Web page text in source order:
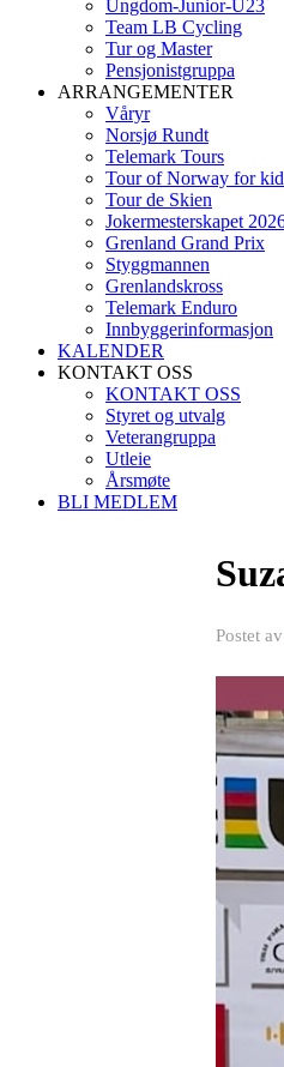
Ungdom-Junior-U23
Team LB Cycling
Tur og Master
Pensjonistgruppa
ARRANGEMENTER
Våryr
Norsjø Rundt
Telemark Tours
Tour of Norway for
Tour de Skien
Jokermesterskapet
Grenland Grand Prix
Styggmannen
Grenlandskross
Telemark Enduro
Innbyggerinformasjon
KALENDER
KONTAKT OSS
KONTAKT OSS
Styret og utvalg
Veterangruppa
Utleie
Årsmøte
BLI MEDLEM
Postet av